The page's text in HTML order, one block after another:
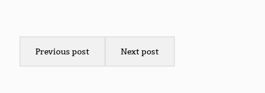
Previous post Next post